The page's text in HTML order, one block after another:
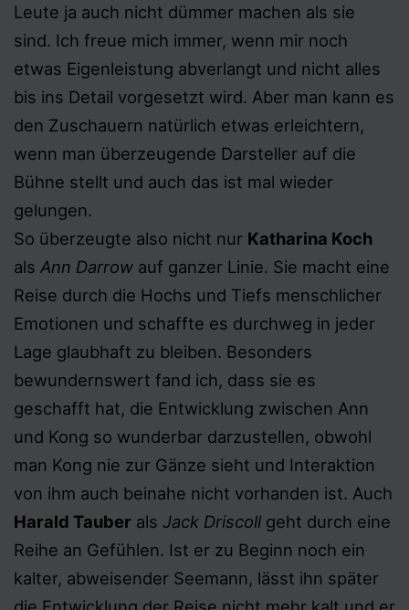
Leute ja auch nicht dümmer machen als sie
sind. Ich freue mich immer, wenn mir noch
etwas Eigenleistung abverlangt und nicht alles
bis ins Detail vorgesetzt wird. Aber man kann es
den Zuschauern natürlich etwas erleichtern,
wenn man überzeugende Darsteller auf die
Bühne stellt und auch das ist mal wieder
gelungen.
So überzeugte also nicht nur Katharina Koch
als Ann Darrow auf ganzer Linie. Sie macht eine
Reise durch die Hochs und Tiefs menschlicher
Emotionen und schaffte es durchweg in jeder
Lage glaubhaft zu bleiben. Besonders
bewundernswert fand ich, dass sie es
geschafft hat, die Entwicklung zwischen Ann
und Kong so wunderbar darzustellen, obwohl
man Kong nie zur Gänze sieht und Interaktion
von ihm auch beinahe nicht vorhanden ist. Auch
Harald Tauber als Jack Driscoll geht durch eine
Reihe an Gefühlen. Ist er zu Beginn noch ein
kalter, abweisender Seemann, lässt ihn später